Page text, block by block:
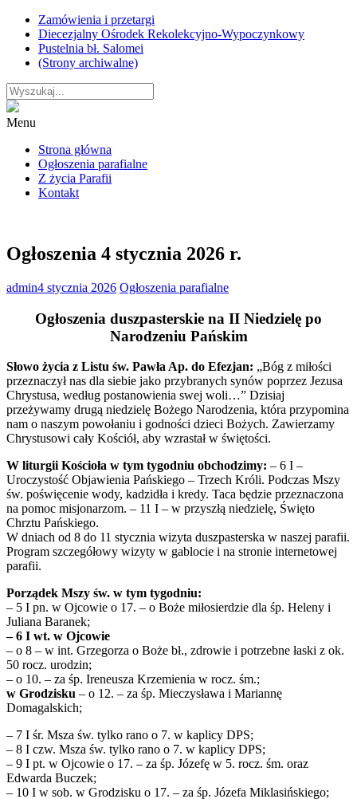
Skip
content
Zamówienia i przetargi
Diecezjalny Ośrodek Rekolekcyjno-Wypoczynkowy
Pustelnia bł. Salomei
(Strony archiwalne)
Menu
Strona główna
Ogłoszenia parafialne
Z życia Parafii
Kontakt
Ogłoszenia 4 stycznia 2026 r.
admin4 stycznia 2026 Ogłoszenia parafialne
Ogłoszenia duszpasterskie na II Niedzielę po
Narodzeniu Pańskim
Słowo życia z Listu św. Pawła Ap. do Efezjan: „Bóg z miłości
przeznaczył nas dla siebie jako przybranych synów poprzez Jezusa
Chrystusa, według postanowienia swej woli…” Dzisiaj
przeżywamy drugą niedzielę Bożego Narodzenia, która przypomina
nam o naszym powołaniu i godności dzieci Bożych. Zawierzamy
Chrystusowi cały Kościół, aby wzrastał w świętości.
W liturgii Kościoła w tym tygodniu obchodzimy: – 6 I –
Uroczystość Objawienia Pańskiego – Trzech Króli. Podczas Mszy
św. poświęcenie wody, kadzidła i kredy. Taca będzie przeznaczona
na pomoc misjonarzom. – 11 I – w przyszłą niedzielę, Święto
Chrztu Pańskiego.
W dniach od 8 do 11 stycznia wizyta duszpasterska w naszej parafii.
Program szczegółowy wizyty w gablocie i na stronie internetowej
parafii.
Porządek Mszy św. w tym tygodniu:
– 5 I pn. w Ojcowie o 17. – o Boże miłosierdzie dla śp. Heleny i
Juliana Baranek;
– 6 I wt. w Ojcowie
– o 8 – w int. Grzegorza o Boże bł., zdrowie i potrzebne łaski z ok.
50 rocz. urodzin;
– o 10. – za śp. Ireneusza Krzemienia w rocz. śm.;
w Grodzisku – o 12. – za śp. Mieczysława i Mariannę
Domagalskich;
– 7 I śr. Msza św. tylko rano o 7. w kaplicy DPS;
– 8 I czw. Msza św. tylko rano o 7. w kaplicy DPS;
– 9 I pt. w Ojcowie o 17. – za śp. Józefę w 5. rocz. śm. oraz
Edwarda Buczek;
– 10 I w sob. w Grodzisku o 17. – za śp. Józefa Miklasińskiego;